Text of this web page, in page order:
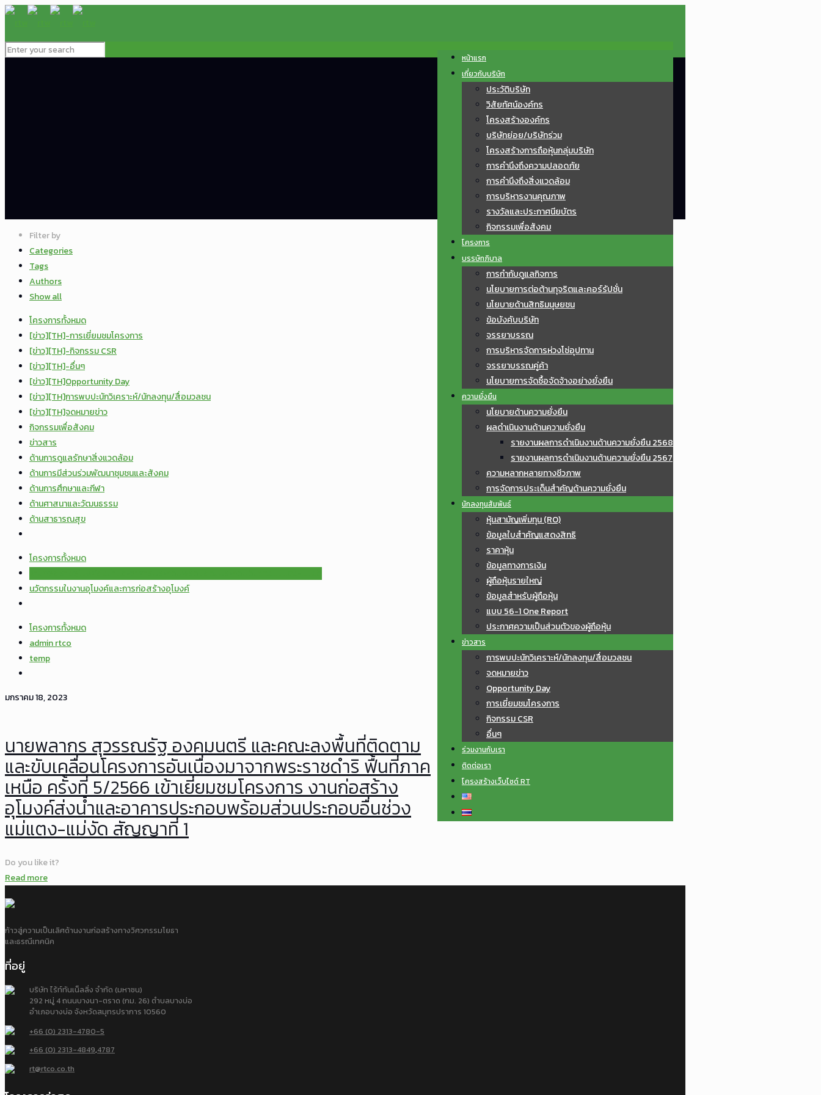
หน้าแรก
เกี่ยวกับบริษัท
ประวัติบริษัท
วิสัยทัศน์องค์กร
โครงสร้างองค์กร
บริษัทย่อย/บริษัทร่วม
โครงสร้างการถือหุ้นกลุ่มบริษัท
การคำนึงถึงความปลอดภัย
การคำนึงถึงสิ่งแวดล้อม
การบริหารงานคุณภาพ
รางวัลและประกาศนียบัตร
กิจกรรมเพื่อสังคม
โครงการ
บรรษัทภิบาล
การกำกับดูแลกิจการ
นโยบายการต่อต้านทุจริตและคอร์รัปชั่น
นโยบายด้านสิทธิมนุษยชน
ข้อบังคับบริษัท
จรรยาบรรณ
การบริหารจัดการห่วงโซ่อุปทาน
จรรยาบรรณคู่ค้า
นโยบายการจัดซื้อจัดจ้างอย่างยั่งยืน
ความยั่งยืน
นโยบายด้านความยั่งยืน
ผลดำเนินงานด้านความยั่งยืน
รายงานผลการดำเนินงานด้านความยั่งยืน 2568
รายงานผลการดำเนินงานด้านความยั่งยืน 2567
ความหลากหลายทางชีวภาพ
การจัดการประเด็นสำคัญด้านความยั่งยืน
นักลงทุนสัมพันธ์
หุ้นสามัญเพิ่มทุน (RO)
ข้อมูลใบสำคัญแสดงสิทธิ
ราคาหุ้น
ข้อมูลทางการเงิน
ผู้ถือหุ้นรายใหญ่
ข้อมูลสำหรับผู้ถือหุ้น
แบบ 56-1 One Report
ประกาศความเป็นส่วนตัวของผู้ถือหุ้น
ข่าวสาร
การพบปะนักวิเคราะห์/นักลงทุน/สื่อมวลชน
จดหมายข่าว
Opportunity Day
การเยี่ยมชมโครงการ
กิจกรรม CSR
อื่นๆ
ร่วมงานกับเรา
ติดต่อเรา
โครงสร้างเว็บไซด์ RT
Filter by
Categories
Tags
Authors
Show all
โครงการทั้งหมด
[ข่าว][TH]-การเยี่ยมชมโครงการ
[ข่าว][TH]-กิจกรรม CSR
[ข่าว][TH]-อื่นๆ
[ข่าว][TH]Opportunity Day
[ข่าว][TH]การพบปะนักวิเคราะห์/นักลงทุน/สื่อมวลชน
[ข่าว][TH]จดหมายข่าว
กิจกรรมเพื่อสังคม
ข่าวสาร
ด้านการดูแลรักษาสิ่งแวดล้อม
ด้านการมีส่วนร่วมพัฒนาชุมชนและสังคม
ด้านการศึกษาและกีฬา
ด้านศาสนาและวัฒนธรรม
ด้านสาธารณสุข
โครงการทั้งหมด
นวัตกรรมในงานอุโมงค์และการก่อสร้างอุโมงค์
โครงการทั้งหมด
admin rtco
temp
มกราคม 18, 2023
นายพลากร สุวรรณรัฐ องคมนตรี และคณะลงพื้นที่ติดตาม
และขับเคลื่อนโครงการอันเนื่องมาจากพระราชดำริ ฟื้นที่ภาค
เหนือ ครั้งที่ 5/2566 เข้าเยี่ยมชมโครงการ งานก่อสร้าง
อุโมงค์ส่งน้ำและอาคารประกอบพร้อมส่วนประกอบอื่นช่วง
แม่แตง-แม่งัด สัญญาที่ 1
Do you like it?
Read more
ก้าวสู่ความเป็นเลิศด้านงานก่อสร้างทางวิศวกรรมโยธา
และธรณีเทคนิค
ที่อยู่
บริษัท ไร้ท์ทันเน็ลลิ่ง จำกัด (มหาชน)
292 หมู่ 4 ถนนบางนา-ตราด (กม. 26) ตำบลบางบ่อ
อำเภอบางบ่อ จังหวัดสมุทรปราการ 10560
+66 (0) 2313-4780-5
+66 (0) 2313-4849,4787
rt@rtco.co.th